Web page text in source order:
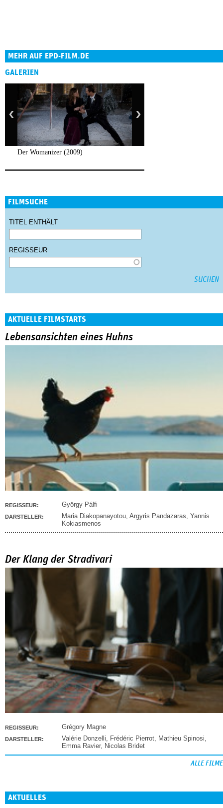
MEHR AUF EPD-FILM.DE
GALERIEN
Der Womanizer (2009)
FILMSUCHE
TITEL ENTHÄLT
REGISSEUR
AKTUELLE FILMSTARTS
Lebensansichten eines Huhns
REGISSEUR: György Pálfi
DARSTELLER: Maria Diakopanayotou, Argyris Pandazaras, Yannis
Kokiasmenos
Der Klang der Stradivari
REGISSEUR: Grégory Magne
DARSTELLER: Valérie Donzelli, Frédéric Pierrot, Mathieu Spinosi,
Emma Ravier, Nicolas Bridet
ALLE FILME
AKTUELLES